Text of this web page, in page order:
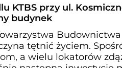
KTBS przy ul.
budynek
Budownictwa
tętnić życiem.
a wielu lokatorów